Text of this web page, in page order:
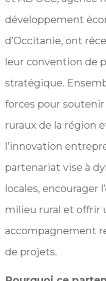
développement
d’Occitanie, ont
leur convention de
stratégique.
forces pour
ruraux de la région
l’innovation
partenariat vise à
locales, encourager
milieu rural et offrir
accompagnement
de projets.